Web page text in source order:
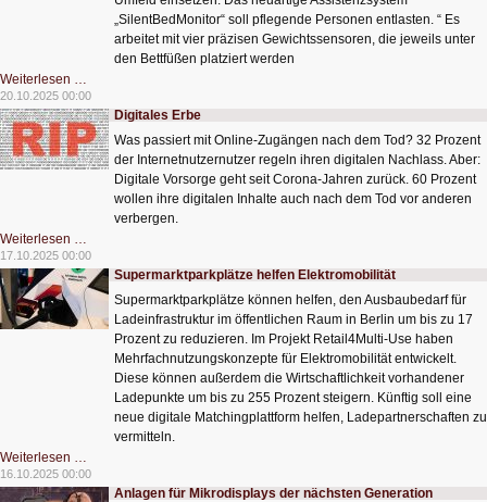
„SilentBedMonitor“ soll pflegende Personen entlasten. “ Es
arbeitet mit vier präzisen Gewichtssensoren, die jeweils unter
den Bettfüßen platziert werden
Weiterlesen …
„SilentBedMonitor“
entlastet
Pflegepersonal
20.10.2025 00:00
Digitales Erbe
Was passiert mit Online-Zugängen nach dem Tod? 32 Prozent
der Internetnutzernutzer regeln ihren digitalen Nachlass. Aber:
Digitale Vorsorge geht seit Corona-Jahren zurück. 60 Prozent
wollen ihre digitalen Inhalte auch nach dem Tod vor anderen
verbergen.
Weiterlesen …
Erbe
17.10.2025 00:00
Supermarktparkplätze helfen Elektromobilität
Supermarktparkplätze können helfen, den Ausbaubedarf für
Ladeinfrastruktur im öffentlichen Raum in Berlin um bis zu 17
Prozent zu reduzieren. Im Projekt Retail4Multi-Use haben
Mehrfachnutzungskonzepte für Elektromobilität entwickelt.
Diese können außerdem die Wirtschaftlichkeit vorhandener
Ladepunkte um bis zu 255 Prozent steigern. Künftig soll eine
neue digitale Matchingplattform helfen, Ladepartnerschaften zu
vermitteln.
Weiterlesen …
helfen
Elektromobilität
16.10.2025 00:00
Anlagen für Mikrodisplays der nächsten Generation